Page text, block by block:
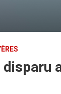
disparu